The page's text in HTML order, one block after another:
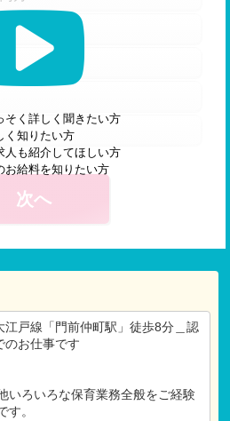
そく詳しく聞きたい方
く知りたい方
人も紹介してほしい方
お給料を知りたい方
次へ
江戸線「門前仲町駅」徒歩8分＿認
のお仕事です
いろいろな保育業務全般をご経験
す。